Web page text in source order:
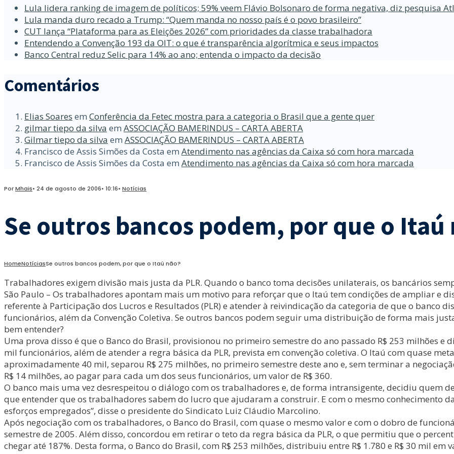
Lula lidera ranking de imagem de políticos; 59% veem Flávio Bolsonaro de forma negativa, diz pesquisa
Lula manda duro recado a Trump: “Quem manda no nosso país é o povo brasileiro”
CUT lança “Plataforma para as Eleições 2026” com prioridades da classe trabalhadora
Entendendo a Convenção 193 da OIT: o que é transparência algorítmica e seus impactos
Banco Central reduz Selic para 14% ao ano; entenda o impacto da decisão
Comentários
Elias Soares em Conferência da Fetec mostra para a categoria o Brasil que a gente quer
gilmar tiepo da silva em ASSOCIAÇÃO BAMERINDUS – CARTA ABERTA
Gilmar tiepo da silva em ASSOCIAÇÃO BAMERINDUS – CARTA ABERTA
Francisco de Assis Simões da Costa em Atendimento nas agências da Caixa só com hora marcada
Francisco de Assis Simões da Costa em Atendimento nas agências da Caixa só com hora marcada
PorMhais• 24 de agosto de 2006• 10:16• Notícias
Se outros bancos podem, por que o Itaú
HomeNotíciasSe outros bancos podem, por que o Itaú não?
Trabalhadores exigem divisão mais justa da PLR. Quando o banco toma decisões unilaterais, os bancários
São Paulo – Os trabalhadores apontam mais um motivo para reforçar que o Itaú tem condições de ampliar e
referente à Participação dos Lucros e Resultados (PLR) e atender à reivindicação da categoria de que o banco
funcionários, além da Convenção Coletiva. Se outros bancos podem seguir uma distribuição de forma mais
bem entender?
Uma prova disso é que o Banco do Brasil, provisionou no primeiro semestre do ano passado R$ 253 milhões
mil funcionários, além de atender a regra básica da PLR, prevista em convenção coletiva. O Itaú com quase
aproximadamente 40 mil, separou R$ 275 milhões, no primeiro semestre deste ano e, sem terminar a
R$ 14 milhões, ao pagar para cada um dos seus funcionários, um valor de R$ 360.
O banco mais uma vez desrespeitou o diálogo com os trabalhadores e, de forma intransigente, decidiu quem
que entender que os trabalhadores sabem do lucro que ajudaram a construir. E com o mesmo conhecimento
esforços empregados”, disse o presidente do Sindicato Luiz Cláudio Marcolino.
Após negociação com os trabalhadores, o Banco do Brasil, com quase o mesmo valor e com o dobro de
semestre de 2005. Além disso, concordou em retirar o teto da regra básica da PLR, o que permitiu que o
chegar até 187%. Desta forma, o Banco do Brasil, com R$ 253 milhões, distribuiu entre R$ 1.780 e R$ 30 mil em